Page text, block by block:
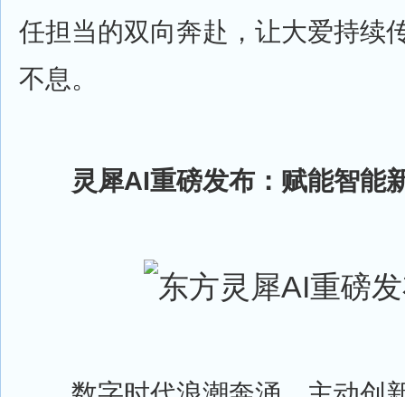
任担当的双向奔赴，让大爱持续
不息。
灵犀AI重磅发布：赋能智能